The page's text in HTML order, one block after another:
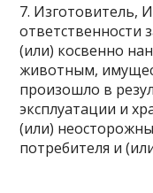
7. Изготовитель,
ответственности
(или) косвенно
животным,
произошло в
эксплуатации и
(или)
потребителя и